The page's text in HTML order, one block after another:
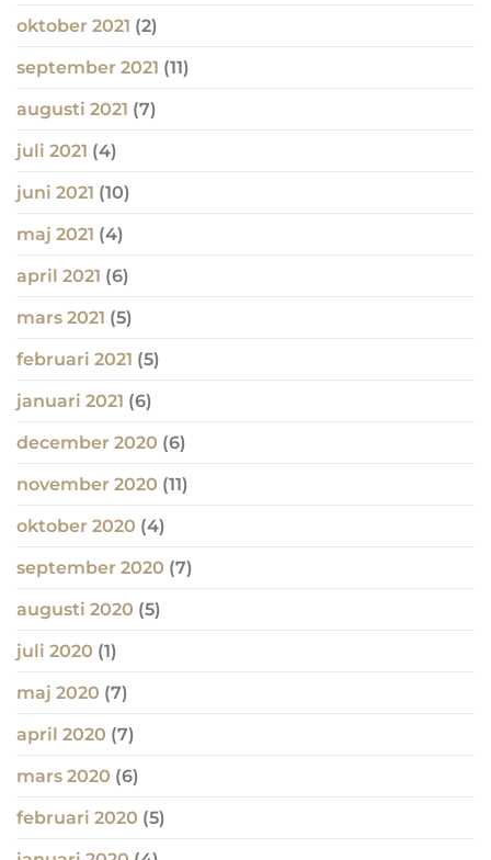
oktober 2021 (2)
september 2021 (11)
augusti 2021 (7)
juli 2021 (4)
juni 2021 (10)
maj 2021 (4)
april 2021 (6)
mars 2021 (5)
februari 2021 (5)
januari 2021 (6)
december 2020 (6)
november 2020 (11)
oktober 2020 (4)
september 2020 (7)
augusti 2020 (5)
juli 2020 (1)
maj 2020 (7)
april 2020 (7)
mars 2020 (6)
februari 2020 (5)